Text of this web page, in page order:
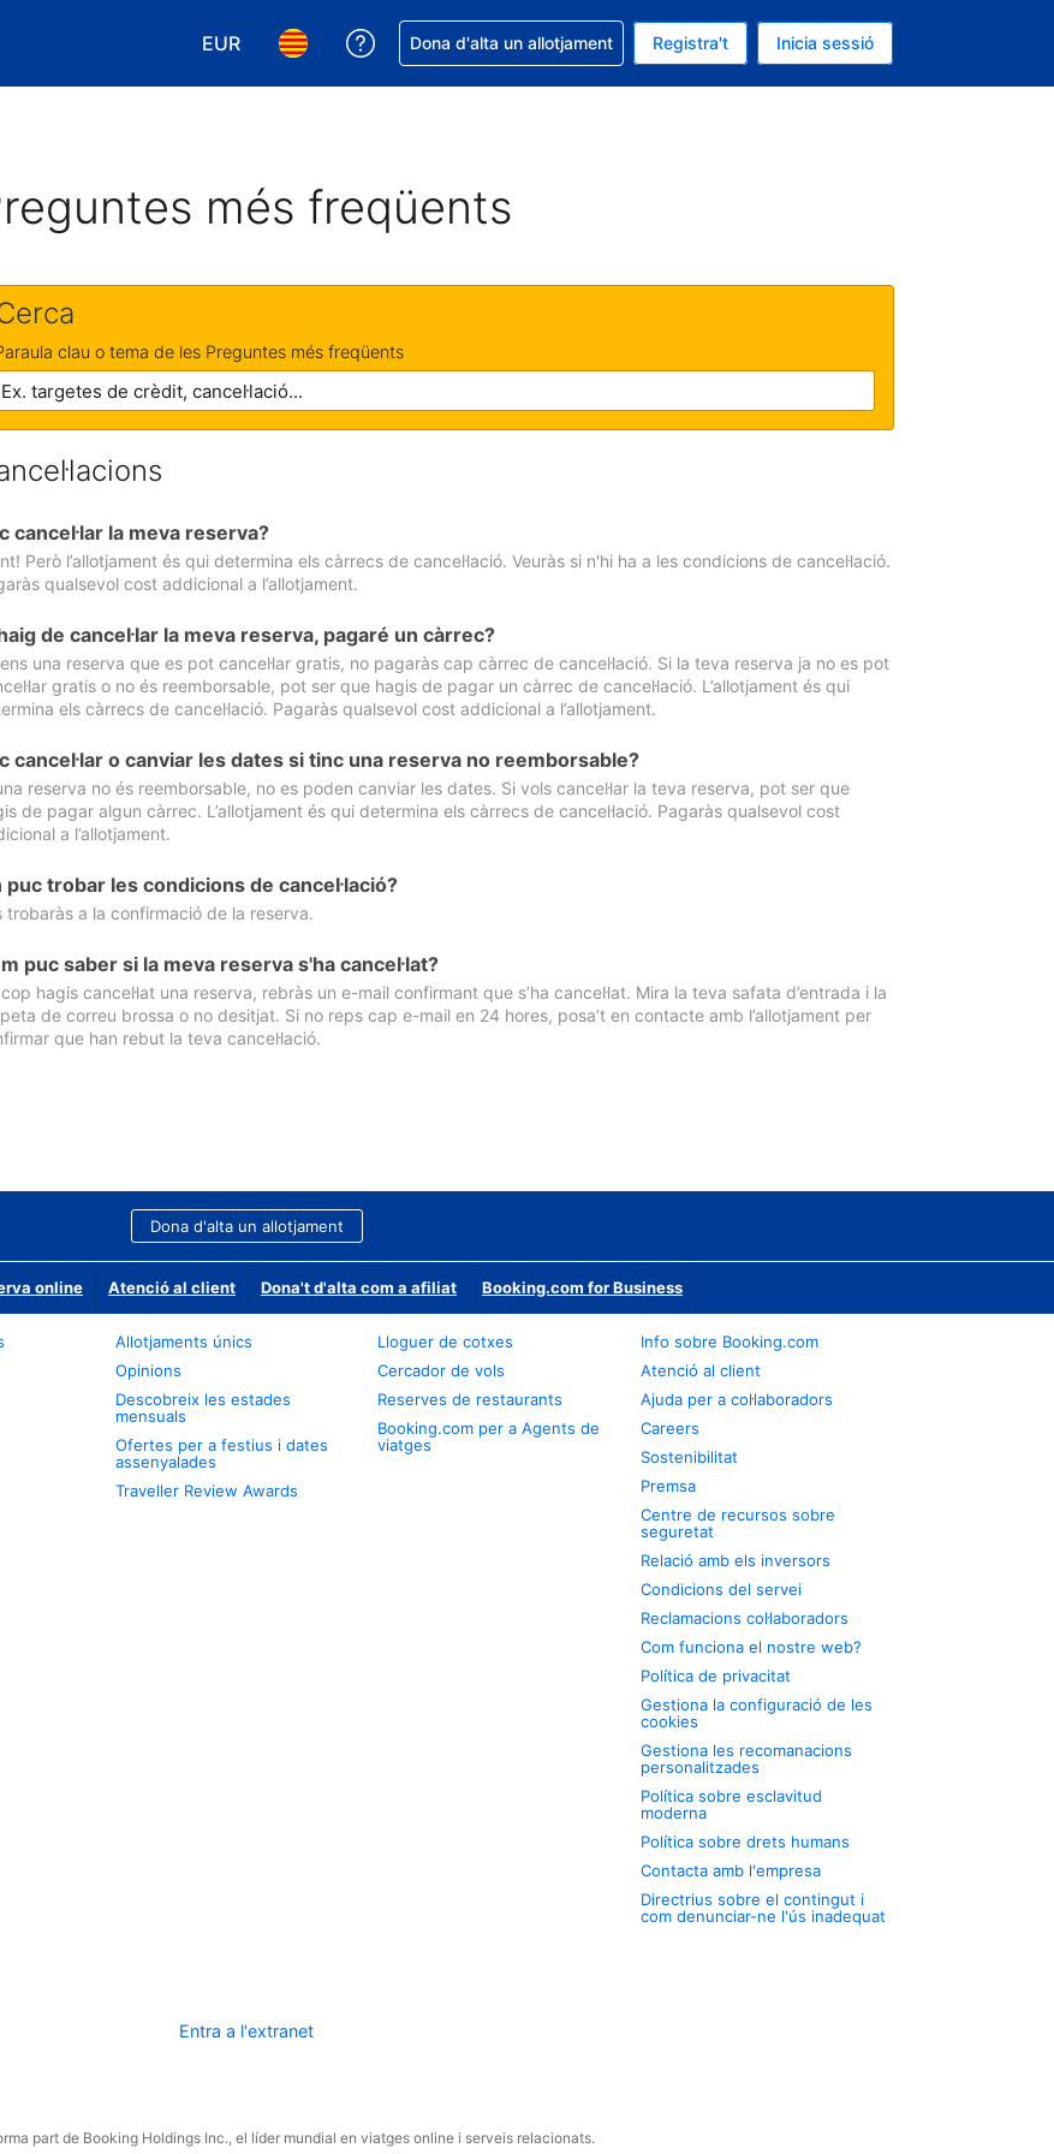
EUR
Tria la moneda. La moneda actual és EUR
Tria l'idioma. L'idioma actual és Català
Rep ajuda amb la reserva
Dona d'alta un allotjament Registra't Inicia sessió
més freqüents
clau o tema de les Preguntes més freqüents
cancel·lar la meva reserva?
Però l’allotjament és qui determina els càrrecs de cancel·lació. Veuràs si n'hi ha a les condicions de cancel·lació.
qualsevol cost addicional a l’allotjament.
de cancel·lar la meva reserva, pagaré un càrrec?
una reserva que es pot cancel·lar gratis, no pagaràs cap càrrec de cancel·lació. Si la teva reserva ja no es pot
gratis o no és reemborsable, pot ser que hagis de pagar un càrrec de cancel·lació. L’allotjament és qui
els càrrecs de cancel·lació. Pagaràs qualsevol cost addicional a l’allotjament.
cancel·lar o canviar les dates si tinc una reserva no reemborsable?
reserva no és reemborsable, no es poden canviar les dates. Si vols cancel·lar la teva reserva, pot ser que
de pagar algun càrrec. L’allotjament és qui determina els càrrecs de cancel·lació. Pagaràs qualsevol cost
a l’allotjament.
puc trobar les condicions de cancel·lació?
trobaràs a la confirmació de la reserva.
puc saber si la meva reserva s'ha cancel·lat?
hagis cancel·lat una reserva, rebràs un e-mail confirmant que s’ha cancel·lat. Mira la teva safata d’entrada i la
de correu brossa o no desitjat. Si no reps cap e-mail en 24 hores, posa’t en contacte amb l’allotjament per
que han rebut la teva cancel·lació.
Dona d'alta un allotjament
online Atenció al client Dona't d'alta com a afiliat Booking.com for Business
Allotjaments únics
Opinions
Descobreix les estades
mensuals
Ofertes per a festius i dates
assenyalades
Traveller Review Awards
Lloguer de cotxes
Cercador de vols
Reserves de restaurants
Booking.com per a Agents de
viatges
Info sobre Booking.com
Atenció al client
Ajuda per a col·laboradors
Careers
Sostenibilitat
Premsa
Centre de recursos sobre
seguretat
Relació amb els inversors
Condicions del servei
Reclamacions col·laboradors
Com funciona el nostre web?
Política de privacitat
Gestiona la configuració de les
cookies
Gestiona les recomanacions
personalitzades
Política sobre esclavitud
moderna
Política sobre drets humans
Contacta amb l'empresa
Directrius sobre el contingut i
com denunciar-ne l'ús inadequat
Entra a l'extranet
part de Booking Holdings Inc., el líder mundial en viatges online i serveis relacionats.